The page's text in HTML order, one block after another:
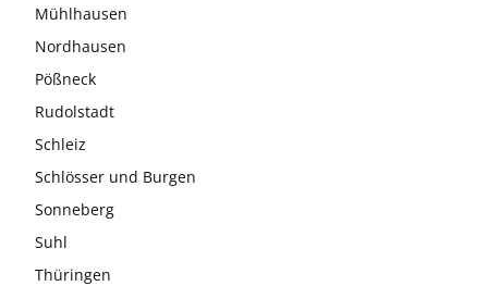
Mühlhausen
Nordhausen
Pößneck
Rudolstadt
Schleiz
Schlösser und Burgen
Sonneberg
Suhl
Thüringen